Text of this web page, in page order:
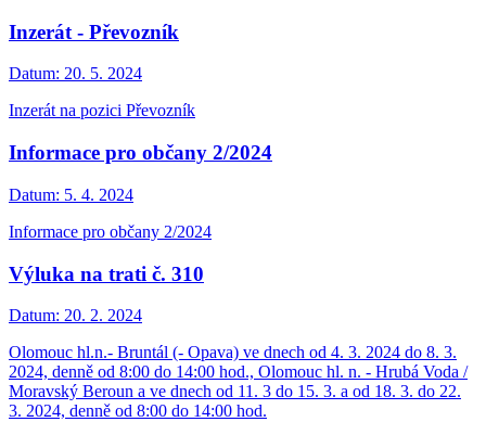
Inzerát - Převozník
Datum: 20. 5. 2024
Inzerát na pozici Převozník
Informace pro občany 2/2024
Datum: 5. 4. 2024
Informace pro občany 2/2024
Výluka na trati č. 310
Datum: 20. 2. 2024
Olomouc hl.n.- Bruntál (- Opava) ve dnech od 4. 3. 2024 do 8. 3.
2024, denně od 8:00 do 14:00 hod., Olomouc hl. n. - Hrubá Voda /
Moravský Beroun a ve dnech od 11. 3 do 15. 3. a od 18. 3. do 22.
3. 2024, denně od 8:00 do 14:00 hod.